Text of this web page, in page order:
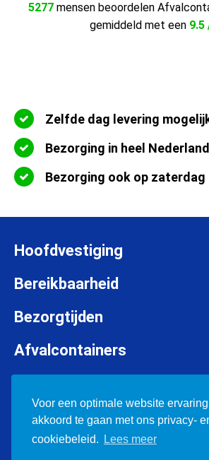
5277 mensen beoordelen
gemiddeld met een 9.5
Zelfde dag levering
Bezorging in heel Nederland
Bezorging ook op zaterdag
Hoofdvestiging
Zadelmakersstraat 26
info@afvalcontainerbestellen.nl
085-3034777
BTW: NL852697302B01
Bereikbaarheid
Maandag t/m vrijdag:
Bezorgtijden
Maandag t/m vrijdag:
Van 08:00 tot 12:00 uur
Afvalcontainers
Container huren
Bouwafval containers
Grofvuil container
Friesland
© 2026 Afvalcontainerbestellen.nl
Voor een optimale website
akkoord te gaan met ons privacy-
cookiebeleid.
Lees meer